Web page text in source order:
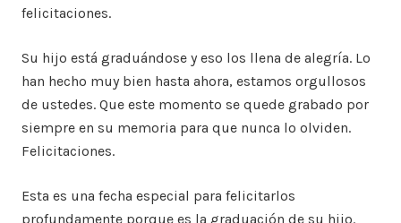
felicitaciones.
Su hijo está graduándose y eso los llena de alegría. Lo
han hecho muy bien hasta ahora, estamos orgullosos
de ustedes. Que este momento se quede grabado por
siempre en su memoria para que nunca lo olviden.
Felicitaciones.
Esta es una fecha especial para felicitarlos
profundamente porque es la graduación de su hijo.